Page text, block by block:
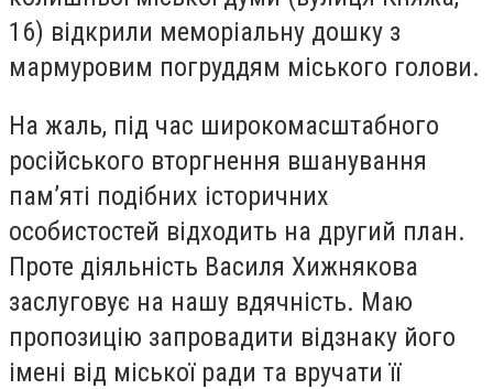
16) відкрили меморіальну дошку з
мармуровим погруддям міського голови.
На жаль, під час широкомасштабного
російського вторгнення вшанування
пам’яті подібних історичних
особистостей відходить на другий план.
Проте діяльність Василя Хижнякова
заслуговує на нашу вдячність. Маю
пропозицію запровадити відзнаку його
імені від міської ради та вручати її